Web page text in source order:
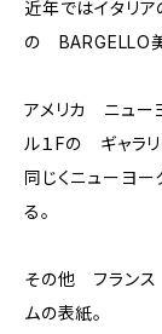
近年ではイタリ
の BARGELLO
アメリカ ニュー
ル１Fの ギャラ
同じくニューヨ
る。
その他 フラン
ムの表紙。